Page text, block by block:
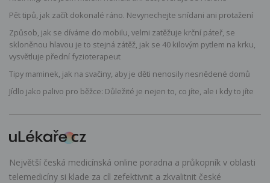
Pět tipů, jak začít dokonalé ráno. Nevynechejte snídani ani protažení
Způsob, jak se díváme do mobilu, velmi zatěžuje krční páteř, se
skloněnou hlavou je to stejná zátěž, jak se 40 kilovým pytlem na krku,
vysvětluje přední fyzioterapeut
Tipy maminek, jak na svačiny, aby je děti nenosily nesnědené domů
Jídlo jako palivo pro běžce: Důležité je nejen to, co jíte, ale i kdy to jíte
Největší česká medicínská online poradna a průkopník v oblasti
telemedicíny si klade za cíl zefektivnit a zkvalitnit české